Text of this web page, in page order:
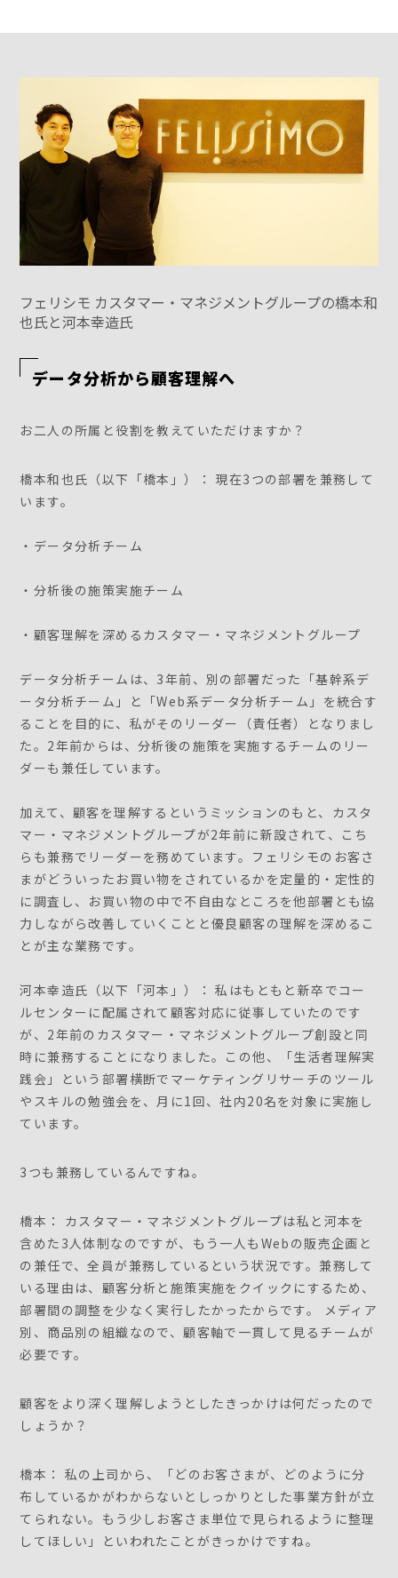
フェリシモ カスタマー・マネジメントグループの橋本和
也氏と河本幸造氏
データ分析から顧客理解へ
お二人の所属と役割を教えていただけますか？
橋本和也氏（以下「橋本」）： 現在3つの部署を兼務して
います。
・データ分析チーム
・分析後の施策実施チーム
・顧客理解を深めるカスタマー・マネジメントグループ
データ分析チームは、3年前、別の部署だった「基幹系デ
ータ分析チーム」と「Web系データ分析チーム」を統合す
ることを目的に、私がそのリーダー（責任者）となりまし
た。2年前からは、分析後の施策を実施するチームのリー
ダーも兼任しています。
加えて、顧客を理解するというミッションのもと、カスタ
マー・マネジメントグループが2年前に新設されて、こち
らも兼務でリーダーを務めています。フェリシモのお客さ
まがどういったお買い物をされているかを定量的・定性的
に調査し、お買い物の中で不自由なところを他部署とも協
力しながら改善していくことと優良顧客の理解を深めるこ
とが主な業務です。
河本幸造氏（以下「河本」）： 私はもともと新卒でコー
ルセンターに配属されて顧客対応に従事していたのです
が、2年前のカスタマー・マネジメントグループ創設と同
時に兼務することになりました。この他、「生活者理解実
践会」という部署横断でマーケティングリサーチのツール
やスキルの勉強会を、月に1回、社内20名を対象に実施し
ています。
3つも兼務しているんですね。
橋本： カスタマー・マネジメントグループは私と河本を
含めた3人体制なのですが、もう一人もWebの販売企画と
の兼任で、全員が兼務しているという状況です。兼務して
いる理由は、顧客分析と施策実施をクイックにするため、
部署間の調整を少なく実行したかったからです。 メディア
別、商品別の組織なので、顧客軸で一貫して見るチームが
必要です。
顧客をより深く理解しようとしたきっかけは何だったので
しょうか？
橋本： 私の上司から、「どのお客さまが、どのように分
布しているかがわからないとしっかりとした事業方針が立
てられない。もう少しお客さま単位で見られるように整理
してほしい」といわれたことがきっかけですね。